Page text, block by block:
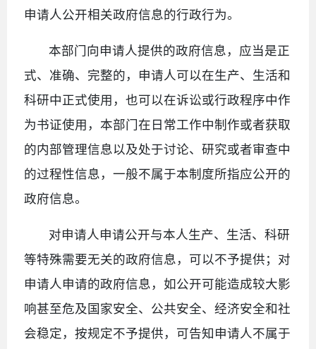
申请人公开相关政府信息的行政行为。
本部门向申请人提供的政府信息，应当是正
式、准确、完整的，申请人可以在生产、生活和
科研中正式使用，也可以在诉讼或行政程序中作
为书证使用，本部门在日常工作中制作或者获取
的内部管理信息以及处于讨论、研究或者审查中
的过程性信息，一般不属于本制度所指应公开的
政府信息。
对申请人申请公开与本人生产、生活、科研
等特殊需要无关的政府信息，可以不予提供；对
申请人申请的政府信息，如公开可能造成较大影
响甚至危及国家安全、公共安全、经济安全和社
会稳定，按规定不予提供，可告知申请人不属于